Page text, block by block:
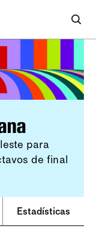
para
de final
Estadísticas